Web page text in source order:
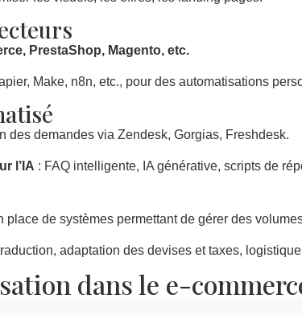
PrestaShop, Magento, etc.
Make, n8n, etc., pour des automatisations
des demandes via Zendesk, Gorgias, Freshdesk.
l’IA : FAQ intelligente, IA générative, scripts de
place de systèmes permettant de gérer des
adaptation des devises et taxes,
dans le e-